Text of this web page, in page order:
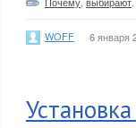
WOFF 6 января